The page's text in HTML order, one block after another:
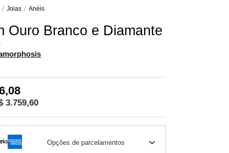
WILD SPIRIT
NATURE
Joias Anéis
Ouro Branco e Diamante
3.759,60
Opções de parcelamentos